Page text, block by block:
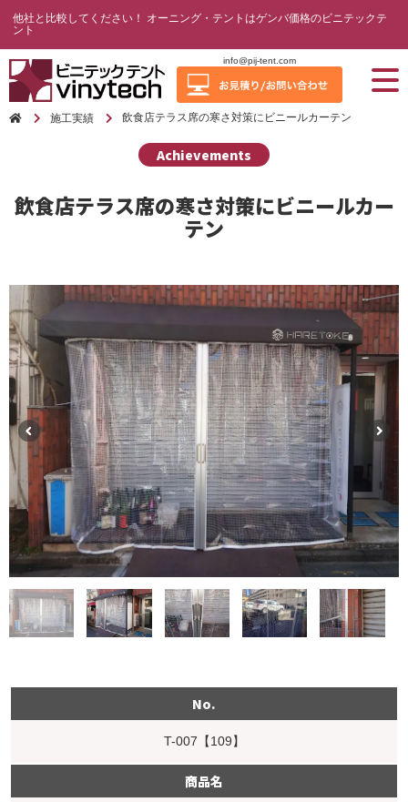
他社と比較してください！ オーニング・テントはゲンバ価格のビニテックテ
ント
info@pij-tent.com
施工実績 飲食店テラス席の寒さ対策にビニールカーテン
Achievements
飲食店テラス席の寒さ対策にビニールカー
テン
No.
T-007【109】
商品名